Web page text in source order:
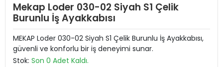
Mekap Loder 030-02 Siyah S1 Çelik
Burunlu İş Ayakkabısı
MEKAP Loder 030-02 Siyah S1 Çelik Burunlu İş Ayakkabısı,
güvenli ve konforlu bir iş deneyimi sunar.
Stok: Son 0 Adet Kaldı.